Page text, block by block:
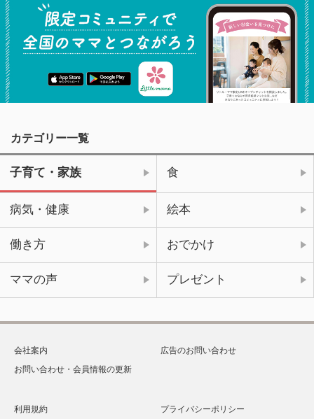
カテゴリー一覧
子育て・家族 食
病気・健康 絵本
働き方 おでかけ
ママの声 プレゼント
会社案内
広告のお問い合わせ
お問い合わせ・会員情報の更新
利用規約 プライバシーポリシー